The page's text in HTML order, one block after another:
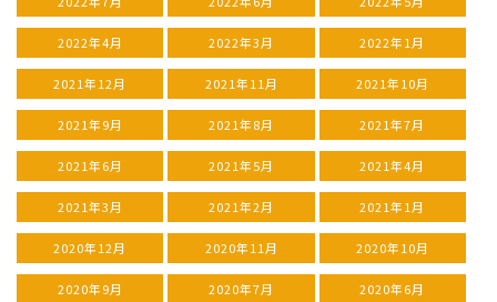
2022年4月 2022年3月 2022年1月
2021年12月 2021年11月 2021年10月
2021年9月 2021年8月 2021年7月
2021年6月 2021年5月 2021年4月
2021年3月 2021年2月 2021年1月
2020年12月 2020年11月 2020年10月
2020年9月 2020年7月 2020年6月